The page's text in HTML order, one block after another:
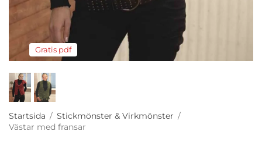
Gratis pdf
Startsida / Stickmönster & Virkmönster /
Västar med fransar